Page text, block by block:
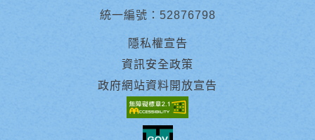
統一編號：52876798
隱私權宣告
資訊安全政策
政府網站資料開放宣告